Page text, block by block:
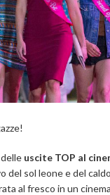
uscite TOP al
del sol leone e del
al fresco in un